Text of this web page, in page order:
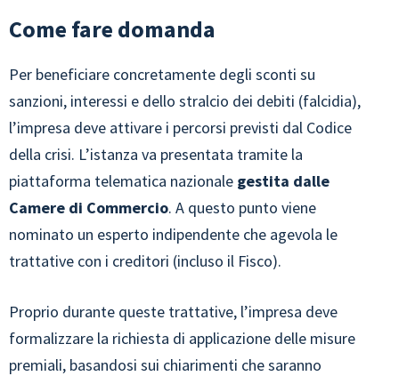
Come fare domanda
Per beneficiare concretamente degli sconti su
sanzioni, interessi e dello stralcio dei debiti (falcidia),
l’impresa deve attivare i percorsi previsti dal Codice
della crisi. L’istanza va presentata tramite la
piattaforma telematica nazionale gestita dalle
Camere di Commercio. A questo punto viene
nominato un esperto indipendente che agevola le
trattative con i creditori (incluso il Fisco).
Proprio durante queste trattative, l’impresa deve
formalizzare la richiesta di applicazione delle misure
premiali, basandosi sui chiarimenti che saranno